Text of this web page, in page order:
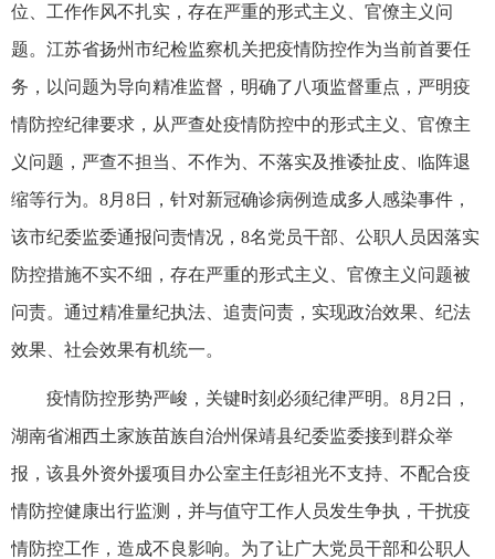
位、工作作风不扎实，存在严重的形式主义、官僚主义问
题。江苏省扬州市纪检监察机关把疫情防控作为当前首要任
务，以问题为导向精准监督，明确了八项监督重点，严明疫
情防控纪律要求，从严查处疫情防控中的形式主义、官僚主
义问题，严查不担当、不作为、不落实及推诿扯皮、临阵退
缩等行为。8月8日，针对新冠确诊病例造成多人感染事件，
该市纪委监委通报问责情况，8名党员干部、公职人员因落实
防控措施不实不细，存在严重的形式主义、官僚主义问题被
问责。通过精准量纪执法、追责问责，实现政治效果、纪法
效果、社会效果有机统一。
疫情防控形势严峻，关键时刻必须纪律严明。8月2日，
湖南省湘西土家族苗族自治州保靖县纪委监委接到群众举
报，该县外资外援项目办公室主任彭祖光不支持、不配合疫
情防控健康出行监测，并与值守工作人员发生争执，干扰疫
情防控工作，造成不良影响。为了让广大党员干部和公职人